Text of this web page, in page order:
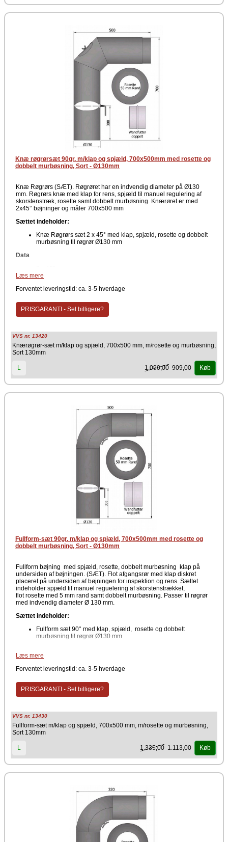
Knæ røgrørsæt 90gr. m/klap og spjæld, 700x500mm med rosette og
dobbelt murbøsning, Sort - Ø130mm
Knæ Røgrørs (SÆT). Røgrøret har en indvendig diameter på Ø130
mm. Røgrørs knæ med klap for rens, spjæld til manuel regulering af
skorstenstræk, rosette samt dobbelt murbøsning. Knærøret er med
2x45° bøjninger og måler 700x500 mm
Sættet indeholder:
Knæ Røgrørs sæt 2 x 45° med klap, spjæld, rosette og dobbelt
murbøsning til røgrør Ø130 mm
Data
Mål: 700 x 500 mm
Indvendig diameter Ø130 mm
Farve
Sort
TermaTech
Læs mere
Forventet leveringstid: ca. 3-5 hverdage
PRISGARANTI - Set billigere?
VVS nr. 13420
Knærøgrør-sæt m/klap og spjæld, 700x500 mm, m/rosette og murbøsning,
Sort 130mm
L 1.090,00 909,00 Køb
Fullform-sæt 90gr. m/klap og spjæld, 700x500mm med rosette og
dobbelt murbøsning, Sort - Ø130mm
Fullform bøjning med spjæld, rosette, dobbelt murbøsning klap på
undersiden af bøjningen. (SÆT). Flot afgangsrør med klap diskret
placeret på undersiden af bøjningen for inspektion og rens. Sættet
indeholder spjæld til manuel reguelering af skorstenstrækket,
flot rosette med 5 mm rand samt dobbelt murbøsning. Passer til røgrør
med indvendig diameter Ø 130 mm.
Sættet indeholder:
Fullform sæt 90° med klap, spjæld, rosette og dobbelt
murbøsning til røgrør Ø130 mm
Mål: 700 x 500 mm
Indvendig diameter Ø130 mm
Farve
Sort
Producent
Læs mere
Forventet leveringstid: ca. 3-5 hverdage
PRISGARANTI - Set billigere?
VVS nr. 13430
Fullform-sæt m/klap og spjæld, 700x500 mm, m/rosette og murbøsning,
Sort 130mm
L 1.335,00 1.113,00 Køb